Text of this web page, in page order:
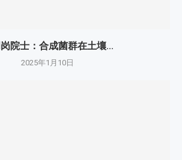
院士：​合成菌群在土壤...
2025年1月10日